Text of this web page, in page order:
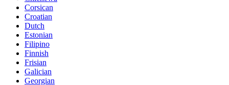
Corsican
Croatian
Dutch
Estonian
Filipino
Finnish
Frisian
Galician
Georgian